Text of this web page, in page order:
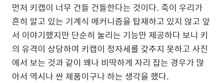
먼저 키캡이 너무 건들 건들한다는 것이다. 축이 우리가
흔히 알고 있는 기계식 메커니즘을 탑재하고 있지 않고 앞
서 이야기했지만 단순히 눌리는 기능만 제공하다 보니 키
의 유격이 상당하여 키캡이 정자세를 갖추지 못하고 사진
에서 보는 것과 같이 꽤나 비딱하게 자리 잡는 경우가 많
아서 역시나 싼 제품이구나 하는 생각을 했다.